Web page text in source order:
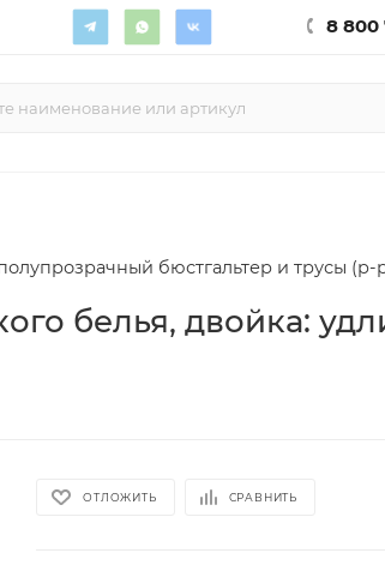
8 800
бюстгальтер и трусы (р-
белья, двойка:
ОТЛОЖИТЬ СРАВНИТЬ